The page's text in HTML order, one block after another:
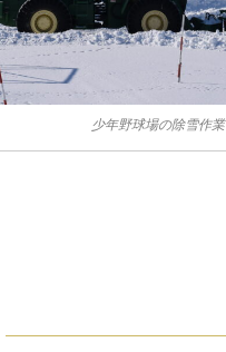
少年野球場の除雪作業